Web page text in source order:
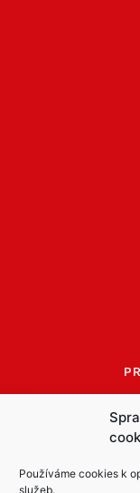
Používáme cookies k
služeb.